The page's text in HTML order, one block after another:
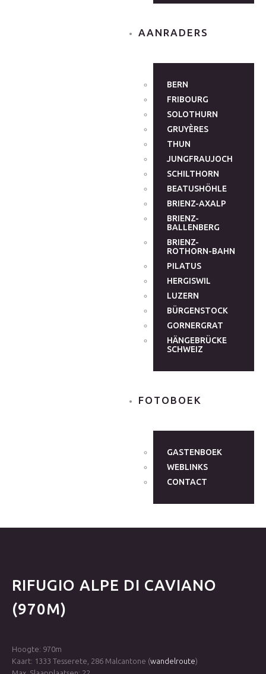
AANRADERS
BERN
FRIBOURG
SOLOTHURN
GRUYÈRES
THUN
JUNGFRAUJOCH
SCHILTHORN
BEATUSHÖHLE
BRIENZ-AXALP
BRIENZ-
BALLENBERG
BRIENZ-
ROTHORN-BAHN
PILATUS
HERGISWIL
LUZERN
BÜRGENSTOCK
GORNERGRAT
HÄNGEBRÜCKE
SCHWEIZ
FOTOBOEK
GASTENBOEK
WEBLINKS
CONTACT
RIFUGIO ALPE DI CAVIANO
(970M)
Hoogte: 970m
Kaart: 1333 Tesserete, 286 Malcantone (wandelroute)